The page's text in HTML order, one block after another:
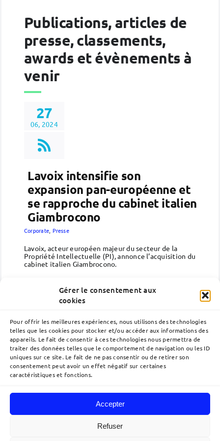
Gérer le consentement aux
cookies
Pour offrir les meilleures expériences, nous utilisons des technologies
telles que les cookies pour stocker et/ou accéder aux informations des
appareils. Le fait de consentir à ces technologies nous permettra de
traiter des données telles que le comportement de navigation ou les ID
uniques sur ce site. Le fait de ne pas consentir ou de retirer son
consentement peut avoir un effet négatif sur certaines
caractéristiques et fonctions.
Accepter
Refuser
Publications, articles de
presse, classements,
awards et évènements à
venir
27
06, 2024
Lavoix intensifie son
expansion pan-européenne et
se rapproche du cabinet italien
Giambrocono
Corporate Presse
Lavoix, acteur européen majeur du secteur de la
Propriété Intellectuelle (PI), annonce l’acquisition du
cabinet italien Giambrocono.
Navigation